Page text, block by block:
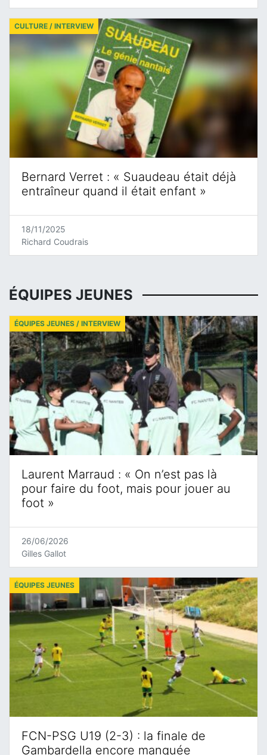
Bernard Verret : « Suaudeau était déjà
entraîneur quand il était enfant »
CULTURE / INTERVIEW
18/11/2025
Richard Coudrais
ÉQUIPES JEUNES
Laurent Marraud : « On n’est pas là
pour faire du foot, mais pour jouer au
foot »
ÉQUIPES JEUNES / INTERVIEW
26/06/2026
Gilles Gallot
FCN-PSG U19 (2-3) : la finale de
Gambardella encore manquée
ÉQUIPES JEUNES